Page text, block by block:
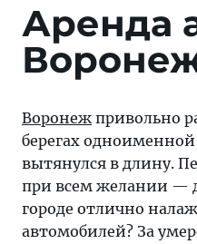
Аренда
Воронеж привольно
берегах
вытянулся в длину.
при всем желании —
городе отлично
автомобилей? За